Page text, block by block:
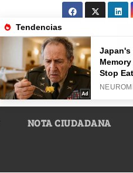
NOTA CIUDADANA